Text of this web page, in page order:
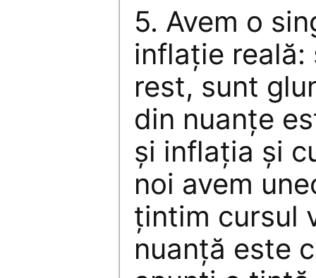
5. Avem o
inflaţie reală:
rest, sunt
din nuanţe
şi inflaţia şi
noi avem
ţintim cursul
nuanţă este